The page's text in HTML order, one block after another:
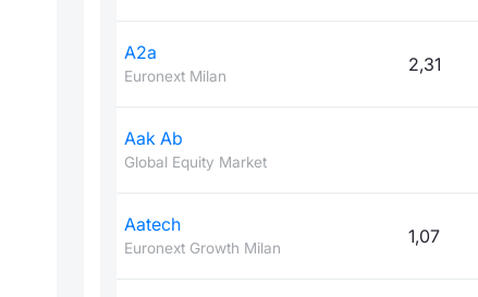
A2a
Euronext Milan
2,31
Aak Ab
Global Equity Market
Aatech
Euronext Growth Milan
1,07